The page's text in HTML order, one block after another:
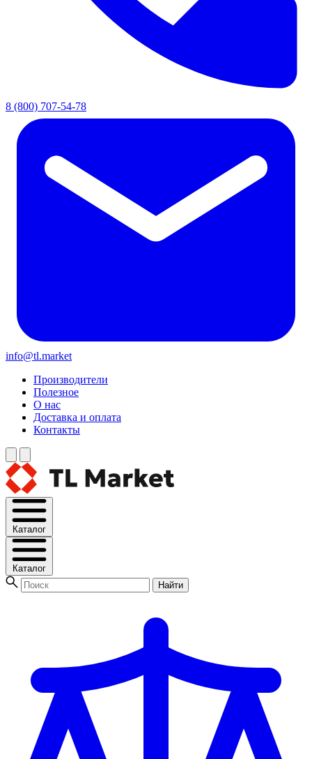
8 (800) 707-54-78
info@tl.market
Производители
Полезное
О нас
Доставка и оплата
Контакты
Каталог
Каталог
Найти